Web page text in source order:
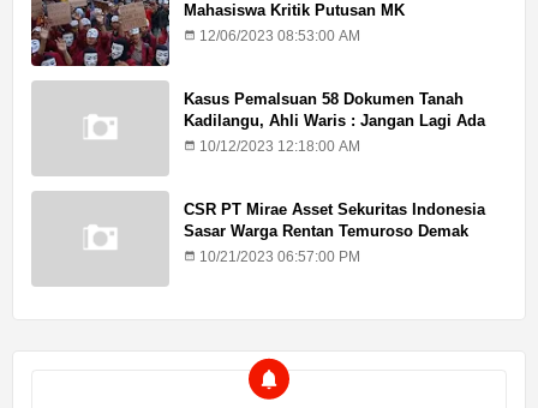
Mahasiswa Kritik Putusan MK
12/06/2023 08:53:00 AM
Kasus Pemalsuan 58 Dokumen Tanah
Kadilangu, Ahli Waris : Jangan Lagi Ada
Penundaan Hukuman
10/12/2023 12:18:00 AM
CSR PT Mirae Asset Sekuritas Indonesia
Sasar Warga Rentan Temuroso Demak
10/21/2023 06:57:00 PM